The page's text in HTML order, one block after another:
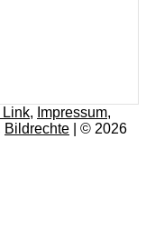
Link, Impressum,
Bildrechte | © 2026